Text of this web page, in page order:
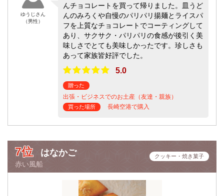
ゆうじさん
（男性）
んチョコレートを買って帰りました。皿うど
んのみろくや自慢のパリパリ揚麺とライスパ
フを上質なチョコレートでコーティングして
あり、サクサク・パリパリの食感が後引く美
味しさでとても美味しかったです。珍しさも
あって家族皆好評でした。
5.0
贈った
出張・ビジネスでのお土産（友達・親族）
買った場所 長崎空港で購入
7位 はなかご
赤い風船
クッキー・焼き菓子